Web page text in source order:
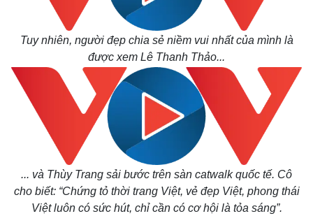
Kinh tế
Thị trường
Tuy nhiên, người đẹp chia sẻ niềm vui nhất của mình là
được xem Lê Thanh Thảo...
... và Thùy Trang sải bước trên sàn catwalk quốc tế. Cô
cho biết: “Chứng tỏ thời trang Việt, vẻ đẹp Việt, phong thái
Việt luôn có sức hút, chỉ cần có cơ hội là tỏa sáng”.